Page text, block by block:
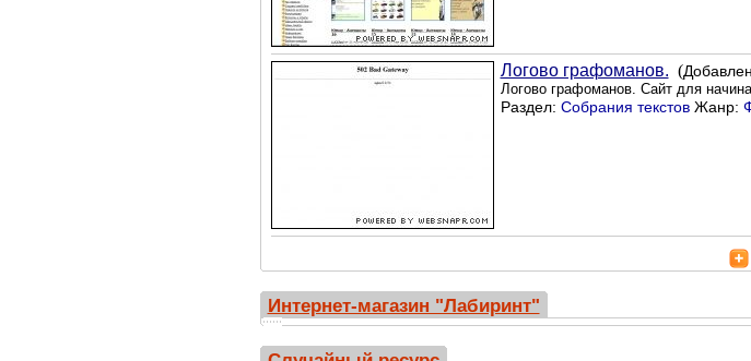
Логово графоманов. (
Логово графоманов. Сайт для
Раздел: Собрания текстов Жанр:
Интернет-магазин "Лабиринт"